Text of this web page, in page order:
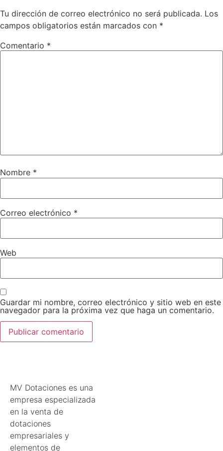
Tu dirección de correo electrónico no será publicada. Los
campos obligatorios están marcados con *
Comentario *
Nombre *
Correo electrónico *
Web
Guardar mi nombre, correo electrónico y sitio web en este
navegador para la próxima vez que haga un comentario.
MV Dotaciones es una
empresa especializada
en la venta de
dotaciones
empresariales y
elementos de